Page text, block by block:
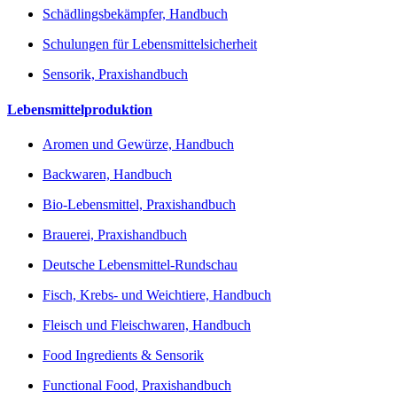
Schädlingsbekämpfer, Handbuch
Schulungen für Lebensmittelsicherheit
Sensorik, Praxishandbuch
Lebensmittelproduktion
Aromen und Gewürze, Handbuch
Backwaren, Handbuch
Bio-Lebensmittel, Praxishandbuch
Brauerei, Praxishandbuch
Deutsche Lebensmittel-Rundschau
Fisch, Krebs- und Weichtiere, Handbuch
Fleisch und Fleischwaren, Handbuch
Food Ingredients & Sensorik
Functional Food, Praxishandbuch